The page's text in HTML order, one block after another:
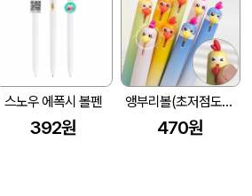
스노우 에폭시 볼펜
392원
앵부리볼(초저점도심)
470원